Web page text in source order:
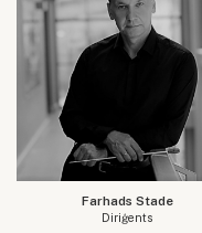
Farhads Stade
Diriģents